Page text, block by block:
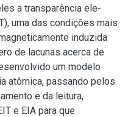
a transparência ele-
uma das condições mais
induzida
de lacunas acerca de
um modelo
atômica, passando pelos
e da leitura,
e EIA para que